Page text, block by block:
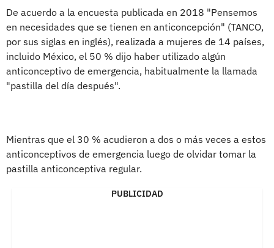
De acuerdo a la encuesta publicada en 2018 "Pensemos
en necesidades que se tienen en anticoncepción" (TANCO,
por sus siglas en inglés), realizada a mujeres de 14 países,
incluido México, el 50 % dijo haber utilizado algún
anticonceptivo de emergencia, habitualmente la llamada
"pastilla del día después".
Mientras que el 30 % acudieron a dos o más veces a estos
anticonceptivos de emergencia luego de olvidar tomar la
pastilla anticonceptiva regular.
PUBLICIDAD